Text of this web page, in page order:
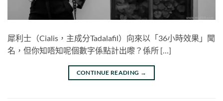
犀利士（Cialis，主成分Tadalafil）向來以「36小時效果」聞
名，但你知唔知呢個數字係點計出嚟？係所 […]
CONTINUE READING →